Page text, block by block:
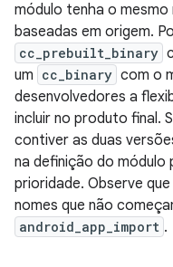
módulo tenha o
baseadas em origem.
cc_prebuilt_binary
um cc_binary com o
desenvolvedores a
incluir no produto final.
contiver as duas
na definição do
prioridade. Observe
nomes que não
android_app_import .